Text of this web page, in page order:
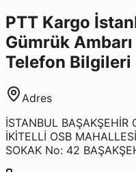
PTT Kargo
Gümrük
Telefon Bilgileri
Adres
İSTANBUL BAŞAKŞEHİR
İKİTELLİ OSB
SOKAK No: 42